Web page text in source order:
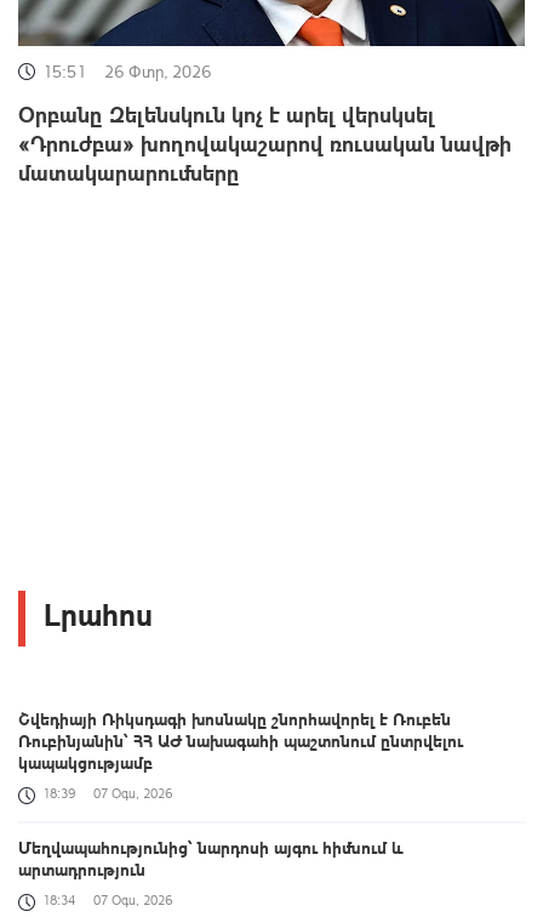
15:51 26 Փտր, 2026
Օրբանը Զելենսկուն կոչ է արել վերսկսել
«Դրուժբա» խողովակաշարով ռուսական նավթի
մատակարարումները
Լրահոս
Շվեդիայի Ռիկսդագի խոսնակը շնորհավորել է Ռուբեն
Ռուբինյանին՝ ՀՀ ԱԺ նախագահի պաշտոնում ընտրվելու
կապակցությամբ
18:39 07 Օգս, 2026
Մեղվապահությունից՝ նարդոսի այգու հիմնում և
արտադրություն
18:34 07 Օգս, 2026